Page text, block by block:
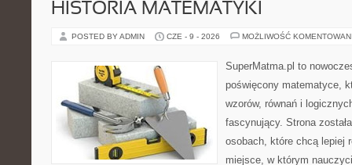
HISTORIA MATEMATYKI
POSTED BY ADMIN CZE - 9 - 2026 MOŻLIWOŚĆ
SuperMatma.pl to
poświęcony matematyce,
wzorów, równań i
fascynujący. Strona
osobach, które chcą lepiej
miejsce, w którym